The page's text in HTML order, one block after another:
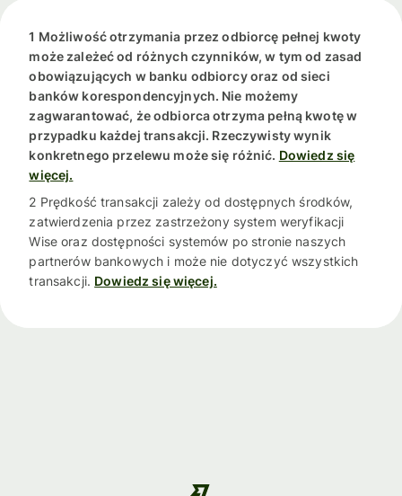
1 Możliwość otrzymania przez odbiorcę pełnej kwoty
może zależeć od różnych czynników, w tym od zasad
obowiązujących w banku odbiorcy oraz od sieci
banków korespondencyjnych. Nie możemy
zagwarantować, że odbiorca otrzyma pełną kwotę w
przypadku każdej transakcji. Rzeczywisty wynik
konkretnego przelewu może się różnić. Dowiedz się
więcej.
2 Prędkość transakcji zależy od dostępnych środków,
zatwierdzenia przez zastrzeżony system weryfikacji
Wise oraz dostępności systemów po stronie naszych
partnerów bankowych i może nie dotyczyć wszystkich
transakcji. Dowiedz się więcej.